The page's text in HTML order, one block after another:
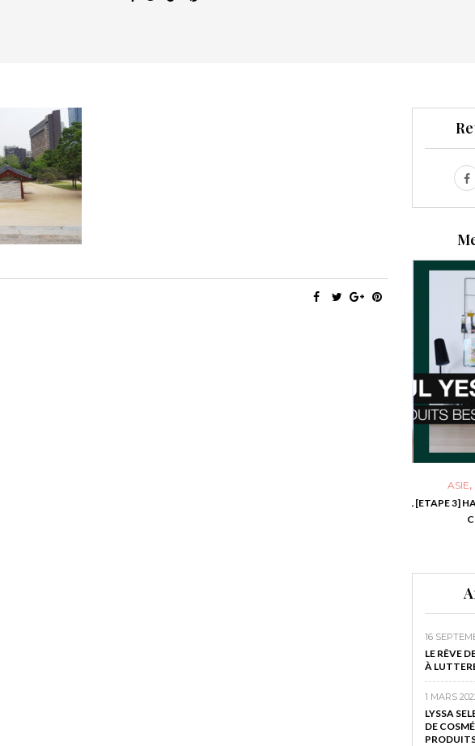
ASIE,
[ETAPE 3]
16
LE RÊVE
À
1 MARS
LYSSA
DE